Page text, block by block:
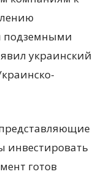
подземными
украинский
инвестировать
готов